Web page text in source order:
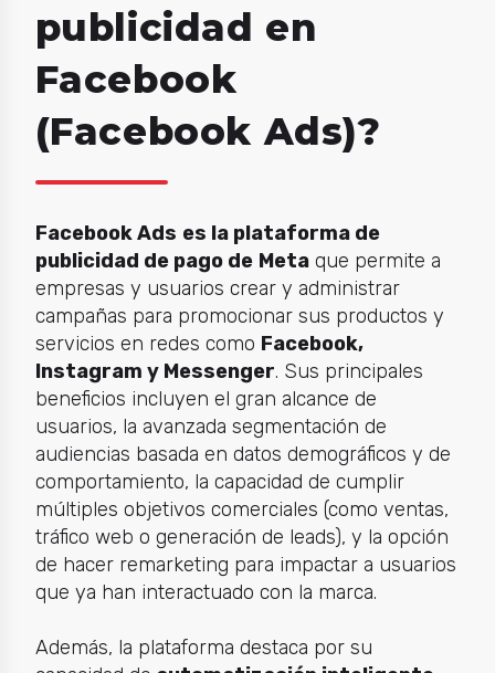
publicidad en
Facebook
(Facebook Ads)?
Facebook Ads es la plataforma de
publicidad de pago de Metaque permite a
empresas y usuarios crear y administrar
campañas para promocionar sus productos y
servicios en redes como Facebook,
Instagram y Messenger. Sus principales
beneficios incluyen el gran alcance de
usuarios, la avanzada segmentación de
audiencias basada en datos demográficos y de
comportamiento, la capacidad de cumplir
múltiples objetivos comerciales (como ventas,
tráfico web o generación de leads), y la opción
de hacer remarketing para impactar a usuarios
que ya han interactuado con la marca.
Además, la plataforma destaca por su